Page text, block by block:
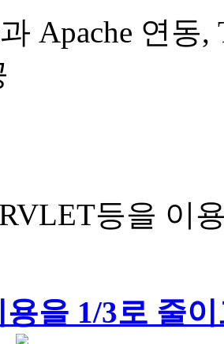
Apache 연동
등을 이
용을 1/3로 줄